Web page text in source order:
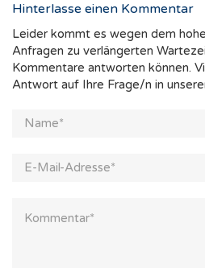
Hinterlasse einen Kommentar
Leider kommt es wegen dem
Anfragen zu verlängerten
Kommentare antworten können.
Antwort auf Ihre Frage/n in